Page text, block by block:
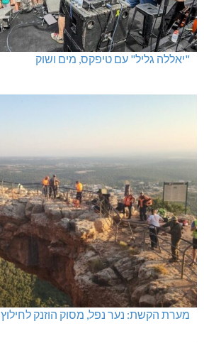
"יאללה גליל" עם טיפקס, מים ושוק
מערת הקשת: נער נפל, מסוק הוזנק לחילוץ